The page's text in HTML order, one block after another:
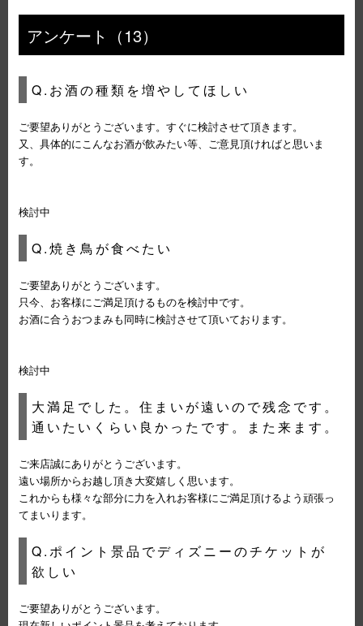
アンケート（13）
Q.お酒の種類を増やしてほしい
ご要望ありがとうございます。すぐに検討させて頂きます。
又、具体的にこんなお酒が飲みたい等、ご意見頂ければと思いま
す。
検討中
Q.焼き鳥が食べたい
ご要望ありがとうございます。
只今、お客様にご満足頂けるものを検討中です。
お酒に合うおつまみも同時に検討させて頂いております。
検討中
大満足でした。住まいが遠いので残念です。
通いたいくらい良かったです。また来ます。
ご来店誠にありがとうございます。
遠い場所からお越し頂き大変嬉しく思います。
これからも様々な部分に力を入れお客様にご満足頂けるよう頑張っ
てまいります。
Q.ポイント景品でディズニーのチケットが
欲しい
ご要望ありがとうございます。